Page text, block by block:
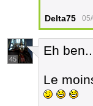
Delta75
45
Eh
Le